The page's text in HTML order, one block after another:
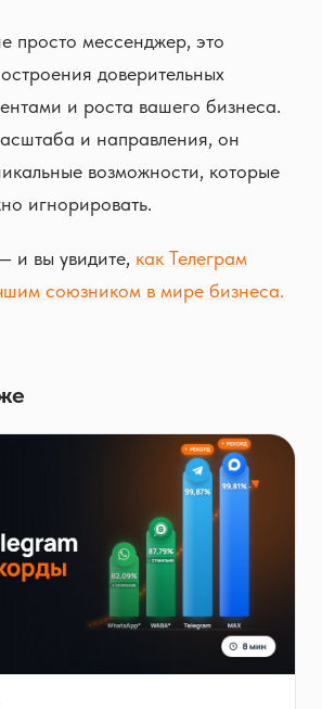
просто мессенджер, это
доверительных
и роста вашего бизнеса.
и направления, он
возможности, которые
игнорировать.
и вы увидите, как Телеграм
союзником в мире бизнеса.